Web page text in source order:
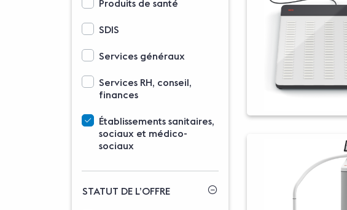
Produits de santé
SDIS
Services généraux
Services RH, conseil,
finances
Établissements sanitaires,
sociaux et médico-
sociaux
STATUT DE L’OFFRE